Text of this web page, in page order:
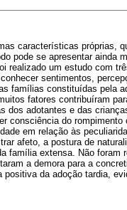
características próprias,
pode se apresentar ainda
realizado um estudo com
sentimentos,
famílias constituídas pela
fatores contribuíram
dos adotantes e das
consciência do
em relação às
afeto, a postura de
família extensa. Não foram
a demora para a
da adoção tardia,